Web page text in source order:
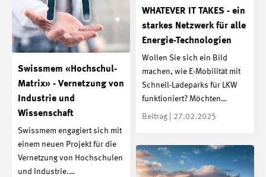
WHATEVER IT TAKES - ein
starkes Netzwerk für alle
Energie-Technologien
Wollen Sie sich ein Bild
machen, wie E-Mobilität mit
Schnell-Ladeparks für LKW
funktioniert? Möchten…
Beitrag | 27.02.2025
Swissmem «Hochschul-
Matrix» - Vernetzung von
Industrie und
Wissenschaft
Swissmem engagiert sich mit
einem neuen Projekt für die
Vernetzung von Hochschulen
und Industrie.…